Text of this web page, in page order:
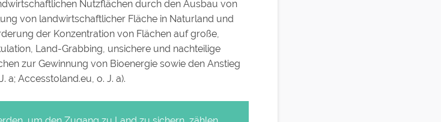
Nutzflächen durch den Ausbau von
von landwirtschaftlicher Fläche in Naturland und
der Konzentration von Flächen auf große,
Land-Grabbing, unsichere und nachteilige
zur Gewinnung von Bioenergie sowie den Anstieg
a; Accesstoland.eu, o. J. a).